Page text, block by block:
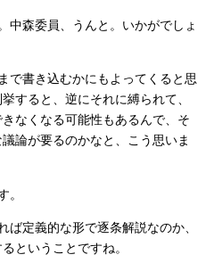
森委員、うんと。いかがでしょ
書き込むかにもよってくると思
すると、逆にそれに縛られて、
なくなる可能性もあるんで、そ
論が要るのかなと、こう思いま
。
定義的な形で逐条解説なのか、
ということですね。